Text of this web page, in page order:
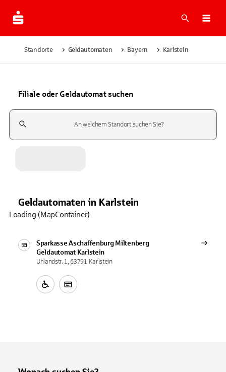
Suche
Standorte Geldautomaten Bayern Karlstein
Filiale oder Geldautomat suchen
Suchfeld
Geldautomaten in Karlstein
Sparkasse Aschaffenburg Miltenberg
Geldautomat Karlstein
Uhlandstr. 1, 63791 Karlstein
Loading (MapContainer)